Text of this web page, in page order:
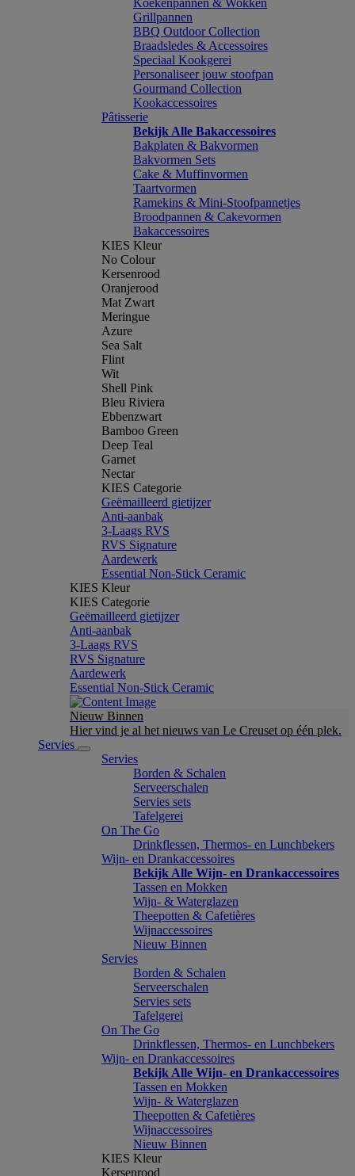
Koekenpannen & Wokken
Grillpannen
BBQ Outdoor Collection
Braadsledes & Accessoires
Speciaal Kookgerei
Personaliseer jouw stoofpan
Gourmand Collection
Kookaccessoires
Pâtisserie
Bekijk Alle Bakaccessoires
Bakplaten & Bakvormen
Bakvormen Sets
Cake & Muffinvormen
Taartvormen
Ramekins & Mini-Stoofpannetjes
Broodpannen & Cakevormen
Bakaccessoires
KIES Kleur
No Colour
Kersenrood
Oranjerood
Mat Zwart
Meringue
Azure
Sea Salt
Flint
Wit
Shell Pink
Bleu Riviera
Ebbenzwart
Bamboo Green
Deep Teal
Garnet
Nectar
KIES Categorie
Geëmailleerd gietijzer
Anti-aanbak
3-Laags RVS
RVS Signature
Aardewerk
Essential Non-Stick Ceramic
KIES Kleur
KIES Categorie
Geëmailleerd gietijzer
Anti-aanbak
3-Laags RVS
RVS Signature
Aardewerk
Essential Non-Stick Ceramic
Nieuw Binnen
Hier vind je al het nieuws van Le Creuset op één plek.
Servies
Servies
Borden & Schalen
Serveerschalen
Servies sets
Tafelgerei
On The Go
Drinkflessen, Thermos- en Lunchbekers
Wijn- en Drankaccessoires
Bekijk Alle Wijn- en Drankaccessoires
Tassen en Mokken
Wijn- & Waterglazen
Theepotten & Cafetières
Wijnaccessoires
Nieuw Binnen
Servies
Borden & Schalen
Serveerschalen
Servies sets
Tafelgerei
On The Go
Drinkflessen, Thermos- en Lunchbekers
Wijn- en Drankaccessoires
Bekijk Alle Wijn- en Drankaccessoires
Tassen en Mokken
Wijn- & Waterglazen
Theepotten & Cafetières
Wijnaccessoires
Nieuw Binnen
KIES Kleur
Kersenrood